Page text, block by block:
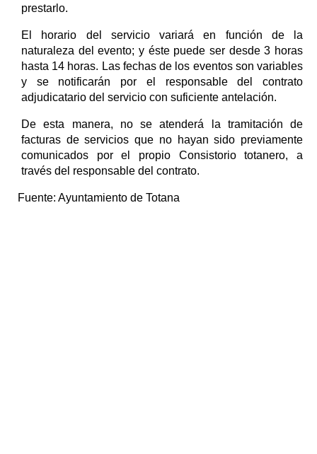
prestarlo.
El horario del servicio variará en función de la
naturaleza del evento; y éste puede ser desde 3 horas
hasta 14 horas. Las fechas de los eventos son variables
y se notificarán por el responsable del contrato
adjudicatario del servicio con suficiente antelación.
De esta manera, no se atenderá la tramitación de
facturas de servicios que no hayan sido previamente
comunicados por el propio Consistorio totanero, a
través del responsable del contrato.
Fuente: Ayuntamiento de Totana